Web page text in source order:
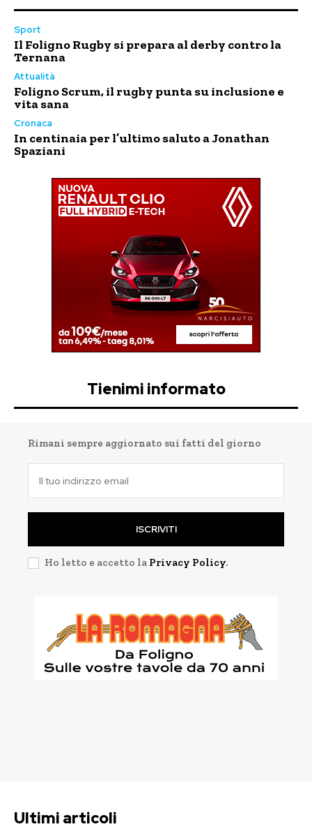
Sport
Il Foligno Rugby si prepara al derby contro la
Ternana
Attualità
Foligno Scrum, il rugby punta su inclusione e
vita sana
Cronaca
In centinaia per l’ultimo saluto a Jonathan
Spaziani
Tienimi informato
Rimani sempre aggiornato sui fatti del giorno
ISCRIVITI
Ho letto e accetto la Privacy Policy.
Ultimi articoli